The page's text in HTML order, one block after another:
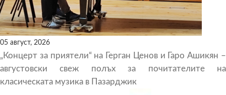
05 август, 2026
„Концерт за приятели“ на Герган Ценов и Гаро Ашикян –
августовски свеж полъх за почитателите на
класическата музика в Пазарджик